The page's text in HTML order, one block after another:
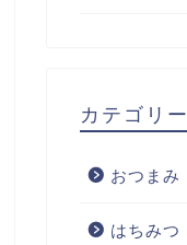
カテゴリー
おつまみ
はちみつ